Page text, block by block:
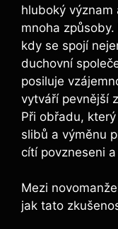
hluboký význam
mnoha
kdy se spojí
duchovní
posiluje
vytváří pevnější
Při obřadu,
slibů a výměnu
cítí povzneseni
Mezi
jak tato